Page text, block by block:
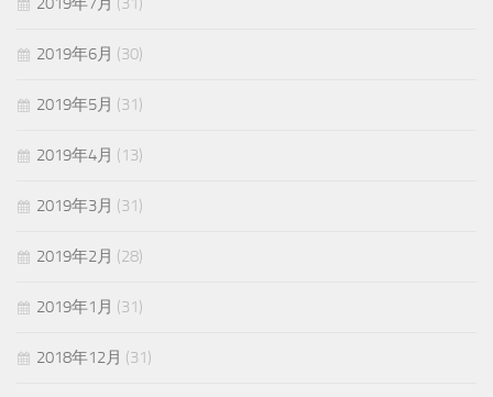
2019年6月 (30)
2019年5月 (31)
2019年4月 (13)
2019年3月 (31)
2019年2月 (28)
2019年1月 (31)
2018年12月 (31)